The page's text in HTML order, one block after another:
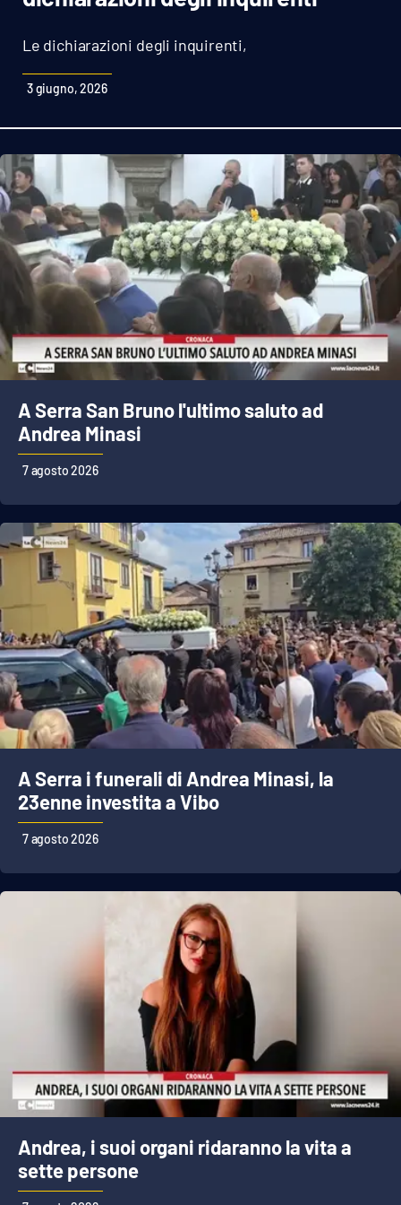
Podcast
Meteo
Editoriali
VIDEO
Ambiente
Cultura
Politica
Sanità
Società
Sport
RUBRICHE
Good Morning Vietnam
Parchi Marini Calabria
Le perfidie di Antonella Grippo
Venti di comunicazione
STREAMING
LaC TV
LaC Network
Le dichiarazioni degli inquirenti,
3 giugno, 2026
A Serra San Bruno l'ultimo saluto ad
Andrea Minasi
7 agosto 2026
A Serra i funerali di Andrea Minasi, la
23enne investita a Vibo
7 agosto 2026
Andrea, i suoi organi ridaranno la vita a
sette persone